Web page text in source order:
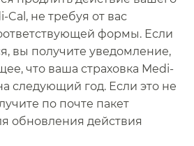
не требуя от вас
формы. Если
вы получите уведомление,
что ваша страховка Medi-
следующий год. Если это не
по почте пакет
обновления действия